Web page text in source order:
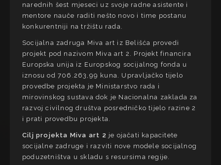
narednih šest mjeseci uz svoje radne asistente i
mentore nauče raditi nešto novo i time postanu
konkurentniji na tržištu rada.
Socijalna zadruga Miva art iz Belišća provedi
projekt pod nazivom Miva art 2. Projekt financira
Europska unija iz Europskog socijalnog fonda u
iznosu od 706.263,99 kuna. Upravljačko tijelo
provedbe projekta je Ministarstvo rada i
mirovinskog sustava dok je Nacionalna zaklada za
razvoj civilnog društva posredničko tijelo razine 2
i prati provedbu projekta.
Cilj projekta Miva art 2 je ojačati kapacitete
socijalne zadruge i razviti nove modele socijalnog
poduzetništva u skladu s resursima regije.